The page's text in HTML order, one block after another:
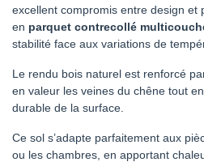
excellent compromis entre design et
en parquet contrecollé
stabilité face aux variations de
Le rendu bois naturel est renforcé
en valeur les veines du chêne tout
durable de la surface.
Ce sol s’adapte parfaitement aux
ou les chambres, en apportant